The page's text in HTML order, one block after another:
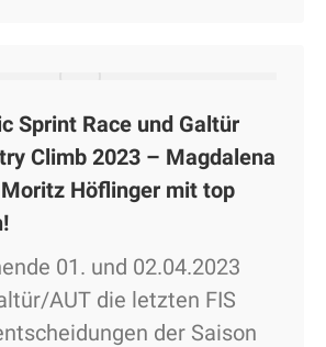
Sprint Race und Galtür
Climb 2023 – Magdalena
Höflinger mit top
01. und 02.04.2023
AUT die letzten FIS
der Saison